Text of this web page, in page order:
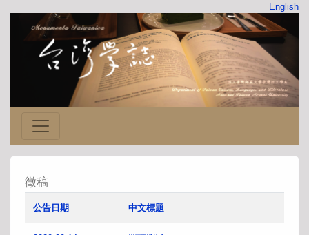
English
徵稿
公告日期 中文標題